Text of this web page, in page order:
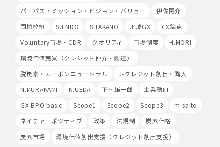
Analyticsを利用しますと、Google社又は当社の設定す
るCookieをもとにして、Google社が利用者様によるサ
Google社からその分析結果を受け取り、利用者様の利用
録、分析された利用者様の情報には、特定の個人を識別す
る情報は一切含まれません。また、それらの情報は、
管理されます。
9.第三者配信事業者の広告配信について
Google、Meta（Facebook）、X（Twitter）を含む第
す。）により、インターネット上のさまざまなサイトに当
パーパス・ミッション・ビジョン・バリュー
伊佐陽介
国際枠組
S.ENDO S.TAKANO 地域GX
GX論点
Voluntary市場・CDR
クオリティ 市場制度
H.MORI
環境価値売買（クレジット仲介・調達）
脱炭素・カーボンニュートラル
J-クレジット創出・購入
N.MURAKAMI
N.UEDA 下村雄一郎
企業動向
GX-BPO basic
Scope1 Scope2 Scope3
m-saito
ネイチャーポジティブ
政策 法規制
炭素価格
炭素市場
環境価値創出支援（クレジット創出支援）